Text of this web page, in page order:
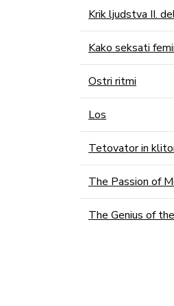
Krik ljudstva II.
Kako seksati
Ostri ritmi
Los
Tetovator in
The Passion of
The Genius of